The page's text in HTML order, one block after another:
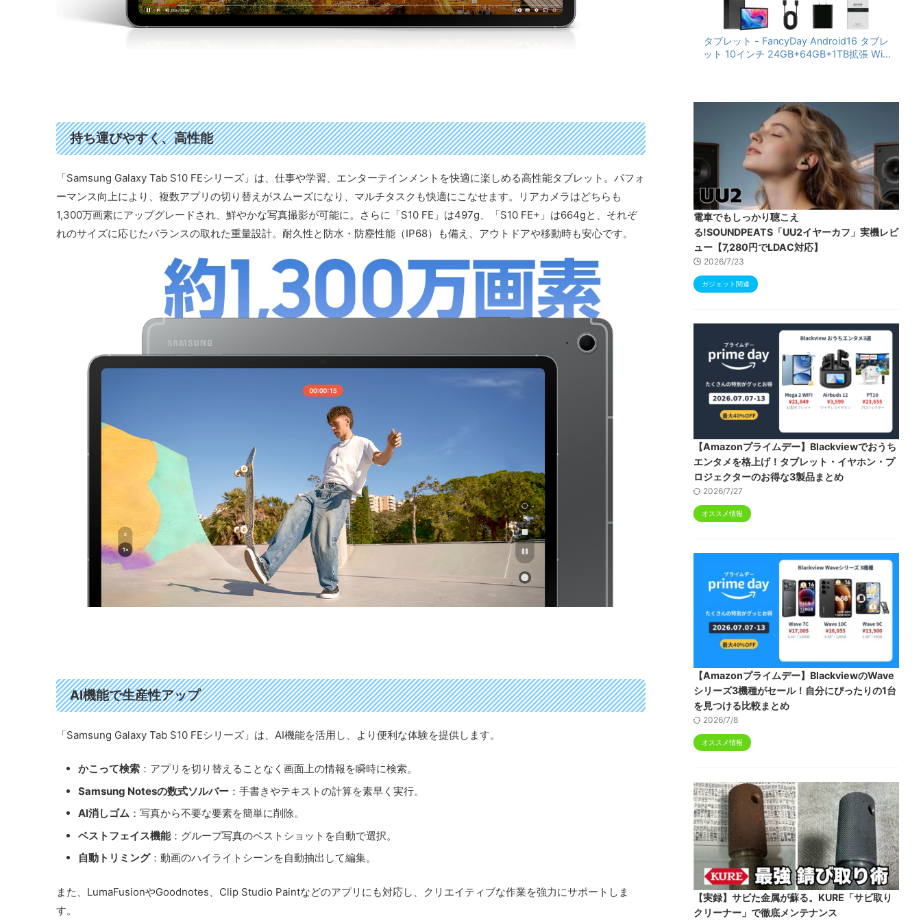
持ち運びやすく、高性能
「Samsung Galaxy Tab S10 FEシリーズ」は、仕事や学習、エンターテインメントを快適に楽しめる高性能タブレット。パフォ
ーマンス向上により、複数アプリの切り替えがスムーズになり、マルチタスクも快適にこなせます。リアカメラはどちらも
1,300万画素にアップグレードされ、鮮やかな写真撮影が可能に。さらに「S10 FE」は497g、「S10 FE+」は664gと、それぞ
れのサイズに応じたバランスの取れた重量設計。耐久性と防水・防塵性能（IP68）も備え、アウトドアや移動時も安心です。
AI機能で生産性アップ
「Samsung Galaxy Tab S10 FEシリーズ」は、AI機能を活用し、より便利な体験を提供します。
かこって検索 ：アプリを切り替えることなく画面上の情報を瞬時に検索。
Samsung Notesの数式ソルバー ：手書きやテキストの計算を素早く実行。
AI消しゴム ：写真から不要な要素を簡単に削除。
ベストフェイス機能：グループ写真のベストショットを自動で選択。
自動トリミング：動画のハイライトシーンを自動抽出して編集。
また、LumaFusionやGoodnotes、Clip Studio Paintなどのアプリにも対応し、クリエイティブな作業を強力にサポートしま
す。
タブレット - FancyDay Android16 タブレ
ット 10インチ 24GB+64GB+1TB拡張 WiFi
RGBライト 児童守護 IPS画面 日本語説明書
電車でもしっかり聴こえ
る!SOUNDPEATS「UU2イヤーカフ」実機レビ
ュー【7,280円でLDAC対応】
2026/7/23
ガジェット関連
【Amazonプライムデー】Blackviewでおうち
エンタメを格上げ！タブレット・イヤホン・プ
ロジェクターのお得な3製品まとめ
2026/7/27
オススメ情報
【Amazonプライムデー】BlackviewのWave
シリーズ3機種がセール！自分にぴったりの1台
を見つける比較まとめ
2026/7/8
オススメ情報
【実録】サビた金属が蘇る。KURE「サビ取り
クリーナー」で徹底メンテナンス